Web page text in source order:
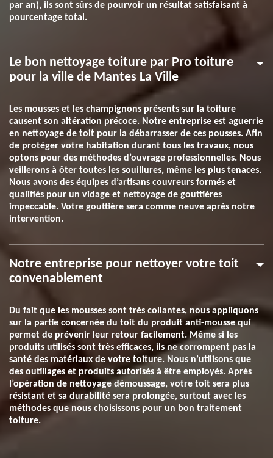
par an), ils sont sûrs de pourvoir un résultat satisfaisant à
pourcentage total.
Le bon nettoyage toiture par Pro toiture
pour la ville de Mantes La Ville
Les mousses et les champignons présents sur la toiture
causent son altération précoce. Notre entreprise est aguerrie
en nettoyage de toit pour la débarrasser de ces pousses. Afin
de protéger votre habitation durant tous les travaux, nous
optons pour des méthodes d’ouvrage professionnelles. Nous
veillerons à ôter toutes les souillures, même les plus tenaces.
Nous avons des équipes d’artisans couvreurs formés et
qualifiés pour un vidage et nettoyage de gouttières
impeccable. Votre gouttière sera comme neuve après notre
intervention.
Notre entreprise pour nettoyer votre toit
convenablement
Du fait que les mousses sont très collantes, nous appliquons
sur la partie concernée du toit du produit anti-mousse qui
permet de prévenir leur retour facilement. Même si les
produits utilisés sont très efficaces, ils ne corrompent pas la
santé des matériaux de votre toiture. Nous n’utilisons que
des outillages et produits autorisés à être employés. Après
l’opération de nettoyage démoussage, votre toit sera plus
résistant et sa durabilité sera prolongée, surtout avec les
méthodes que nous choisissons pour un bon traitement
toiture.